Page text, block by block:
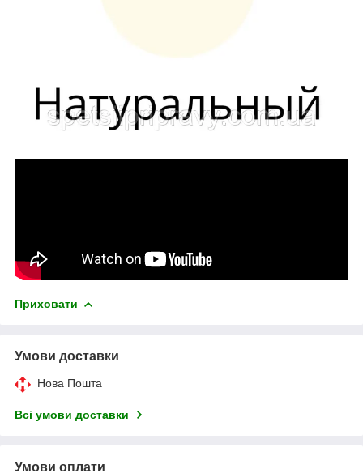
Приховати
Умови доставки
Нова Пошта
Всі умови доставки
Умови оплати